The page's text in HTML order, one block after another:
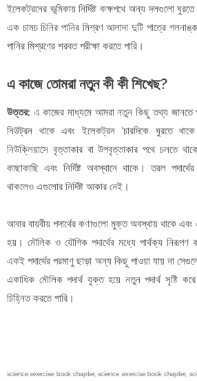
ইলেকট্রনের ভূমিকায় নির্দিষ্ট কক্ষপথে অন্য দলগুলো
এক চামচ চিনির পানির মিশ্রণ আলাদা দুটি পাত্রে
পানির মিশ্রণের শরবত পরীক্ষা করতে পারি।
এ কাজে তোমরা নতুন কী কী শিখেছ?
উত্তর: এ কাজের মাধ্যমে আমরা নতুন কিছু তথ্য জানতে
নিউট্রন থাকে এবং ইলেকট্রন 'চারদিকে ঘুরতে
নিউক্লিয়াসে বৃত্তাকার বা উপবৃত্তাকার পথে চলতে
কাছাকাছি এবং নির্দিষ্ট অবস্থানে থাকে। তরল
থাকলেও এগুলোর নির্দিষ্ট আকার নেই।
আবার বায়বীয় পদার্থের কণাগুলো মুক্ত অবস্থায় থাকে
হয়। মৌলিক ও যৌগিক পদার্থের মধ্যে পার্থক্য নিরূপণ
একই পদার্থের পরমাণু ছাড়া অন্য কিছু পাওয়া যায় না
একাধিক মৌলিক পদার্থ যুক্ত হয়ে নতুন পদার্থ সৃষ্টি করে
চিহ্নিত করতে পারি।
science exercise book chapter,science exercise book chapter,